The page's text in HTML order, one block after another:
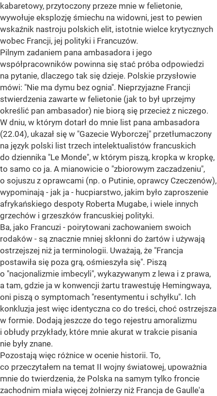
kabaretowy, przytoczony przeze mnie w felietonie,
wywołuje eksplozję śmiechu na widowni, jest to pewien
wskaźnik nastroju polskich elit, istotnie wielce krytycznych
wobec Francji, jej polityki i Francuzów.
Pilnym zadaniem pana ambasadora i jego
współpracowników powinna się stać próba odpowiedzi
na pytanie, dlaczego tak się dzieje. Polskie przysłowie
mówi: "Nie ma dymu bez ognia". Nieprzyjazne Francji
stwierdzenia zawarte w felietonie (jak to był uprzejmy
określić pan ambasador) nie biorą się przecież z niczego.
W dniu, w którym dotarł do mnie list pana ambasadora
(22.04), ukazał się w "Gazecie Wyborczej" przetłumaczony
na język polski list trzech intelektualistów francuskich
do dziennika "Le Monde", w którym piszą, kropka w kropkę,
to samo co ja. A mianowicie o "zbiorowym zaczadzeniu",
o sojuszu z oprawcami (np. o Putinie, oprawcy Czeczenów),
wypominają - jak ja - hucpiarstwo, jakim było zaproszenie
afrykańskiego despoty Roberta Mugabe, i wiele innych
grzechów i grzeszków francuskiej polityki.
Ba, jako Francuzi - poirytowani zachowaniem swoich
rodaków - są znacznie mniej skłonni do żartów i używają
ostrzejszej niż ja terminologii. Uważają, że "Francja
postawiła się poza grą, ośmieszyła się". Piszą
o "nacjonalizmie imbecyli", wykazywanym z lewa i z prawa,
a tam, gdzie ja w konwencji żartu trawestuję Hemingwaya,
oni piszą o symptomach "resentymentu i schyłku". Ich
konkluzja jest więc identyczna co do treści, choć ostrzejsza
w formie. Dodają jeszcze do tego rejestru amoralizmu
i obłudy przykłady, które mnie akurat w trakcie pisania
nie były znane.
Pozostają więc różnice w ocenie historii. To,
co przeczytałem na temat II wojny światowej, upoważnia
mnie do twierdzenia, że Polska na samym tylko froncie
zachodnim miała więcej żołnierzy niż Francja de Gaulle'a